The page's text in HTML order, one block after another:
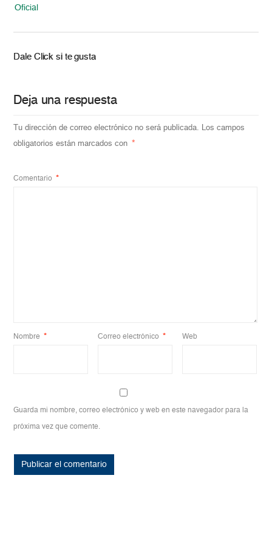
Oficial
Dale Click si te gusta
Deja una respuesta
Tu dirección de correo electrónico no será publicada. Los campos
obligatorios están marcados con
*
Comentario *
Nombre * Correo electrónico * Web
Guarda mi nombre, correo electrónico y web en este navegador para la
próxima vez que comente.